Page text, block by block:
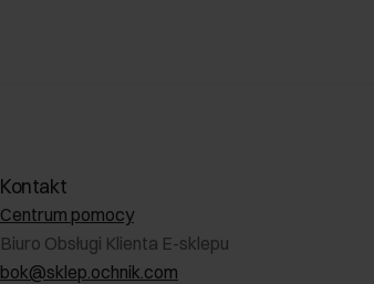
Kontakt
Centrum pomocy
Biuro Obsługi Klienta E-sklepu
bok@sklep.ochnik.com